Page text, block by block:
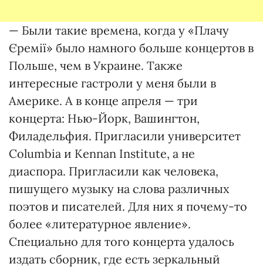
— Были такие времена, когда у «Плачу
Єремії» было намного больше концертов в
Польше, чем в Украине. Также
интересные гастроли у меня были в
Америке. А в конце апреля — три
концерта: Нью-Йорк, Вашингтон,
Филадельфия. Пригласили университет
Columbia и Kennan Institute, а не
диаспора. Пригласили как человека,
пишущего музыку на слова различных
поэтов и писателей. Для них я почему-то
более «литературное явление».
Специально для того концерта удалось
издать сборник, где есть зеркальный